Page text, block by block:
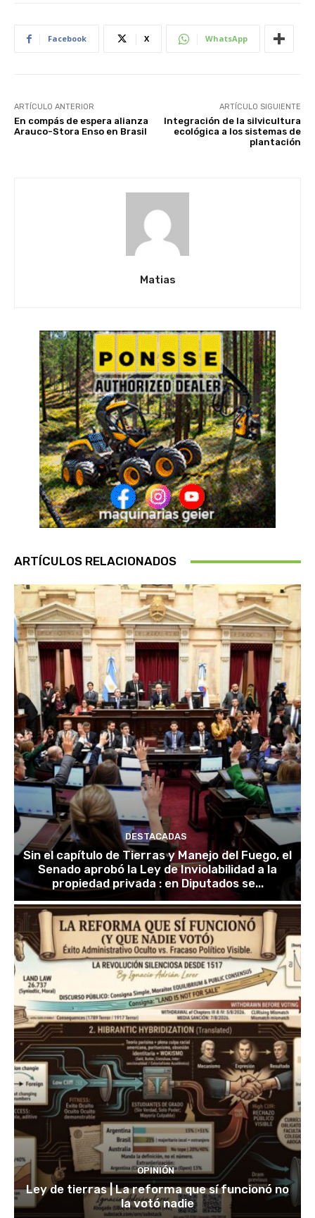
Facebook X WhatsApp
ARTÍCULO ANTERIOR
En compás de espera alianza
Arauco-Stora Enso en Brasil
ARTÍCULO SIGUIENTE
Integración de la silvicultura
ecológica a los sistemas de
plantación
Matias
ARTÍCULOS RELACIONADOS
DESTACADAS
Sin el capítulo de Tierras y Manejo del Fuego, el
Senado aprobó la Ley de Inviolabilidad a la
propiedad privada : en Diputados se...
OPINIÓN
Ley de tierras | La reforma que sí funcionó no
la votó nadie